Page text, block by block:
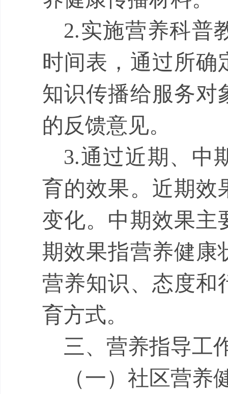
2.实施营养科普
时间表，通过所确
知识传播给服务对
的反馈意见。
3.通过近期、中
育的效果。近期效
变化。中期效果主
期效果指营养健康
营养知识、态度和
育方式。
三、营养指导工
（一）社区营养